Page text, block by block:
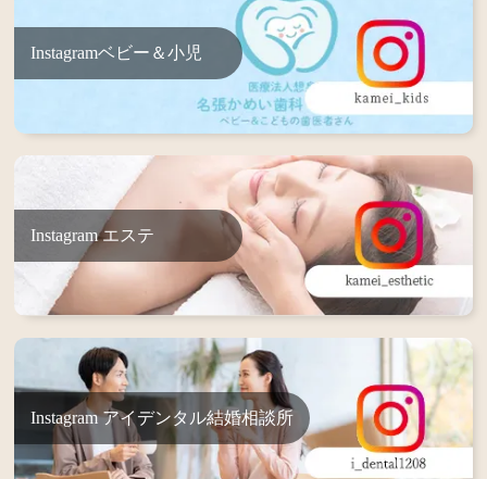
Instagramベビー＆小児
Instagram エステ
Instagram アイデンタル結婚相談所